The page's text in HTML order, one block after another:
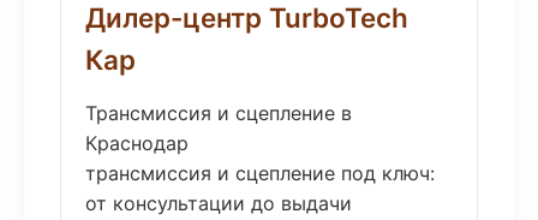
Дилер-центр TurboTech
Кар
Трансмиссия и сцепление в
Краснодар
трансмиссия и сцепление под ключ:
от консультации до выдачи